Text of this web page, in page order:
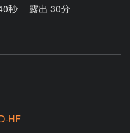
秒
露出 30分
HF